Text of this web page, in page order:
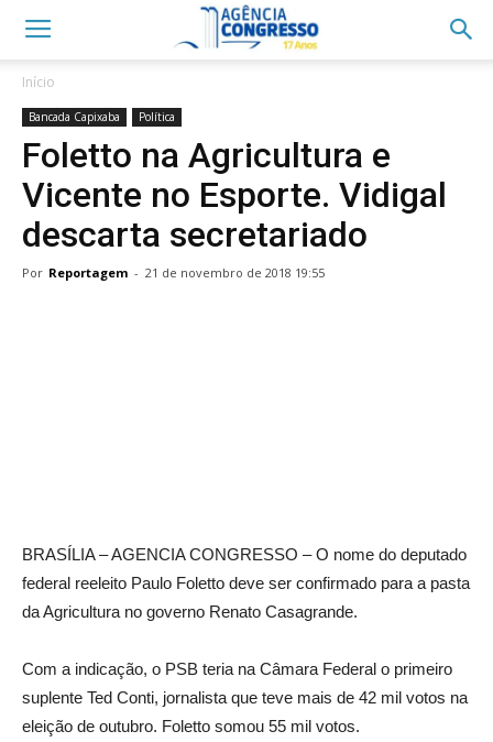
Início
Bancada Capixaba Política
Foletto na Agricultura e
Vicente no Esporte. Vidigal
descarta secretariado
Por Reportagem - 21 de novembro de 2018 19:55
BRASÍLIA – AGENCIA CONGRESSO – O nome do deputado
federal reeleito Paulo Foletto deve ser confirmado para a pasta
da Agricultura no governo Renato Casagrande.
Com a indicação, o PSB teria na Câmara Federal o primeiro
suplente Ted Conti, jornalista que teve mais de 42 mil votos na
eleição de outubro. Foletto somou 55 mil votos.